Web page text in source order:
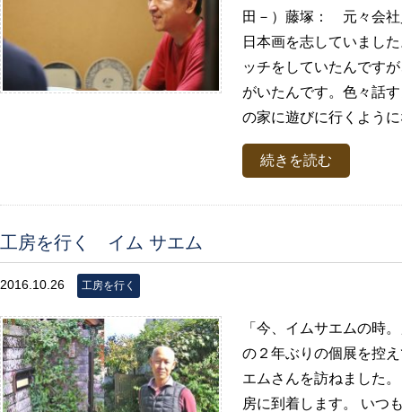
田－）藤塚： 元々会社
日本画を志していまし
ッチをしていたんです
がいたんです。色々話
の家に遊びに行くよう
続きを読む
工房を行く イム サエム
2016.10.26 工房を行く
「今、イムサエムの時
の２年ぶりの個展を控
エムさんを訪ねました
房に到着します。 いつ